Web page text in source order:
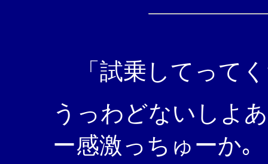
「試乗してって
うっわどないしよ
ー感激っちゅーか｡